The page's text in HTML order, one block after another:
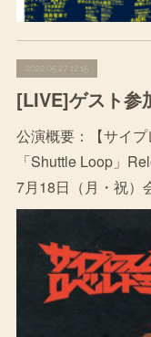
2022.05.27 12:15
公演概要：【サイ
「Shuttle Loop」
7月18日（月・祝